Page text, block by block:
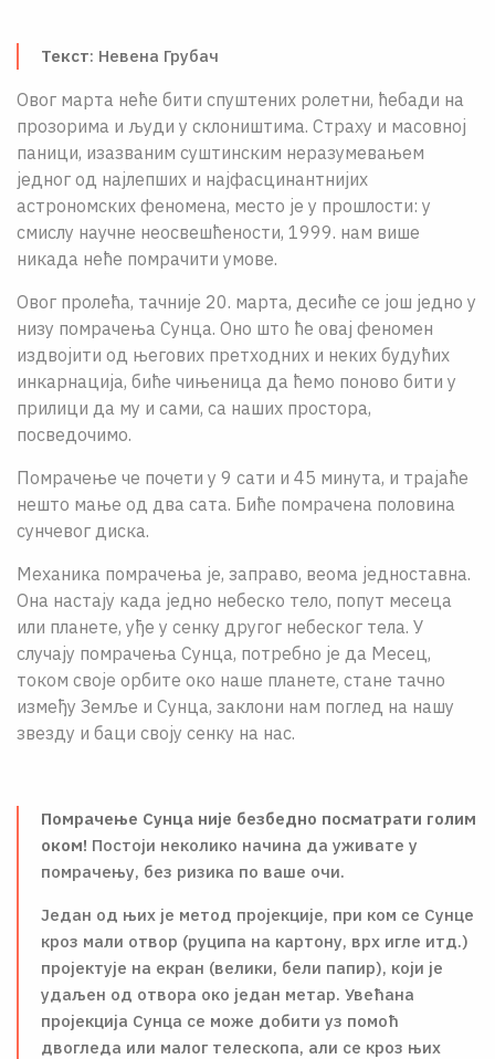
ЦПН
LAT
Текст: Невена Грубач
Овог марта неће бити спуштених ролетни, ћебади на
прозорима и људи у склоништима. Страху и масовноj
паници, изазваним суштинским неразумевањем
jедног од наjлепших и наjфасцинантниjих
астрономских феномена, место jе у прошлости: у
смислу научне неосвешћености, 1999. нам више
никада неће помрачити умове.
Овог пролећа, тачниjе 20. марта, десиће се jош jедно у
низу помрачења Сунца. Оно што ће оваj феномен
издвоjити од његових претходних и неких будућих
инкарнациjа, биће чињеница да ћемо поново бити у
прилици да му и сами, са наших простора,
посведочимо.
Помрачење че почети у 9 сати и 45 минута, и траjаће
нешто мање од два сата. Биће помрачена половина
сунчевог диска.
Механика помрачења jе, заправо, веома jедноставна.
Она настаjу када jедно небеско тело, попут месеца
или планете, уђе у сенку другог небеског тела. У
случаjу помрачења Сунца, потребно jе да Месец,
током своjе орбите око наше планете, стане тачно
између Земље и Сунца, заклони нам поглед на нашу
звезду и баци своjу сенку на нас.
Помрачење Сунца није безбедно посматрати голим
оком! Постоји неколико начина да уживате у
помрачењу, без ризика по ваше очи.
Један од њих је метод пројекције, при ком се Сунце
кроз мали отвор (руципа на картону, врх игле итд.)
пројектује на екран (велики, бели папир), који је
удаљен од отвора око један метар. Увећана
пројекција Сунца се може добити уз помоћ
двогледа или малог телескопа, али се кроз њих